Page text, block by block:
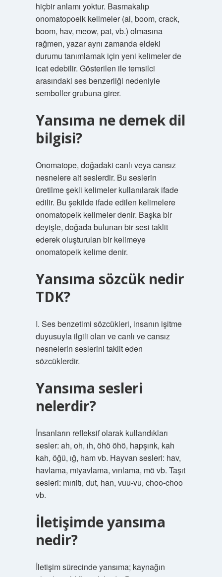
hiçbir anlamı yoktur. Basmakalıp
onomatopoeik kelimeler (ai, boom, crack,
boom, hav, meow, pat, vb.) olmasına
rağmen, yazar aynı zamanda eldeki
durumu tanımlamak için yeni kelimeler de
icat edebilir. Gösterilen ile temsilci
arasındaki ses benzerliği nedeniyle
semboller grubuna girer.
Yansıma ne demek dil
bilgisi?
Onomatope, doğadaki canlı veya cansız
nesnelere ait seslerdir. Bu seslerin
üretilme şekli kelimeler kullanılarak ifade
edilir. Bu şekilde ifade edilen kelimelere
onomatopeik kelimeler denir. Başka bir
deyişle, doğada bulunan bir sesi taklit
ederek oluşturulan bir kelimeye
onomatopeik kelime denir.
Yansıma sözcük nedir
TDK?
I. Ses benzetimi sözcükleri, insanın işitme
duyusuyla ilgili olan ve canlı ve cansız
nesnelerin seslerini taklit eden
sözcüklerdir.
Yansıma sesleri
nelerdir?
İnsanların refleksif olarak kullandıkları
sesler: ah, oh, ıh, öhö öhö, hapşırık, kah
kah, öğü, ığ, ham vb. Hayvan sesleri: hav,
havlama, miyavlama, vınlama, mö vb. Taşıt
sesleri: mırıltı, dut, han, vuu-vu, choo-choo
vb.
İletişimde yansıma
nedir?
İletişim sürecinde yansıma; kaynağın